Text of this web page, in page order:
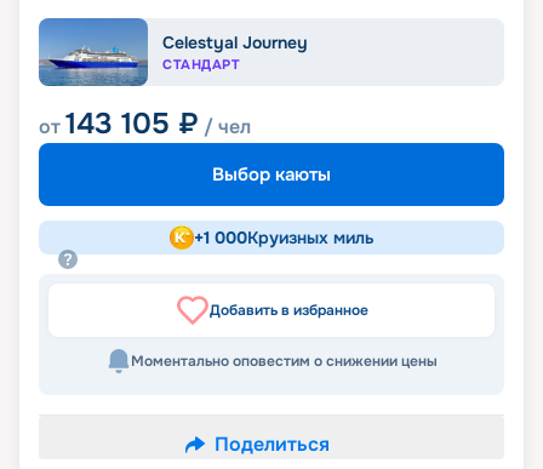
Celestyal Journey
СТАНДАРТ
от143 105 ₽ / чел
Выбор каюты
+1 000Круизных миль
Добавить в избранное
Моментально оповестим о снижении цены
Поделиться